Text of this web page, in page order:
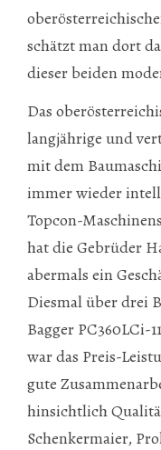
schätzt man dort
dieser beiden
Das
langjährige und
mit dem
immer wieder
Topcon-
hat die Gebrüder
abermals ein
Diesmal über drei
Bagger PC360LCi-
war das Preis-
gute
hinsichtlich
Schenkermaier,